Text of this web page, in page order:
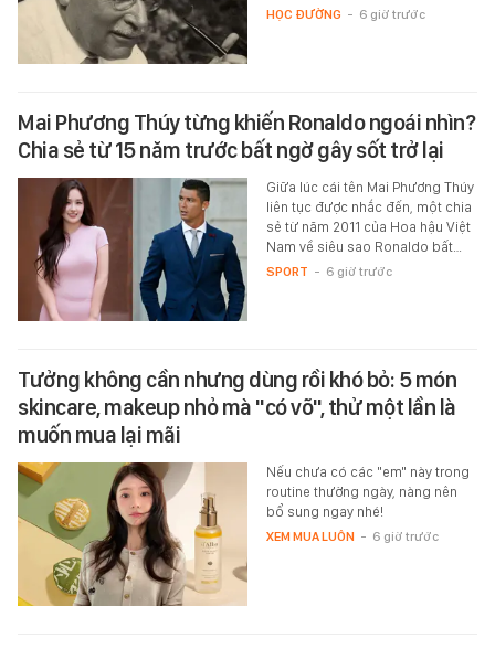
HỌC ĐƯỜNG - 6 giờ trước
Mai Phương Thúy từng khiến Ronaldo ngoái nhìn?
Chia sẻ từ 15 năm trước bất ngờ gây sốt trở lại
Giữa lúc cái tên Mai Phương Thúy
liên tục được nhắc đến, một chia
sẻ từ năm 2011 của Hoa hậu Việt
Nam về siêu sao Ronaldo bất…
SPORT - 6 giờ trước
Tưởng không cần nhưng dùng rồi khó bỏ: 5 món
skincare, makeup nhỏ mà "có võ", thử một lần là
muốn mua lại mãi
Nếu chưa có các "em" này trong
routine thường ngày, nàng nên
bổ sung ngay nhé!
XEM MUA LUÔN - 6 giờ trước